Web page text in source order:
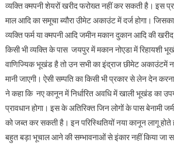
व्यक्ति क्मपनी शेयरों खरीद फरोख्त नहीं कर सकती है। इस
माल आदि का समूचा ब्यौरा उीमेट अकाउंट में दर्ज होगा।
व्यक्ति फर्म या क्मपनी आदि जमीन मकान दुकान आदि की
किसी भी व्यक्ति के पास जयपुर में मकान नोएडा में रिहायशी
वाणिज्यिक भूखंड है तो उन सभी का इंद्राज छीमेट अकाउंटमें
मानी जाएगी। ऐसी सम्पति का किसी भी प्रकार से लेन देन
ने कहा कि नए कानून में निर्धारित अवधि में खाली भूखंड का
प्रावधान होगा। इस के अतिरिक्त जिन लोगों के पास बेनामी
को जब्त कर सकती है। इन परिस्थितियों नया कानून लागू
बहुत बड़ा भूचाल आने की सम्भावनाओं से इंकार नहीं किया जा